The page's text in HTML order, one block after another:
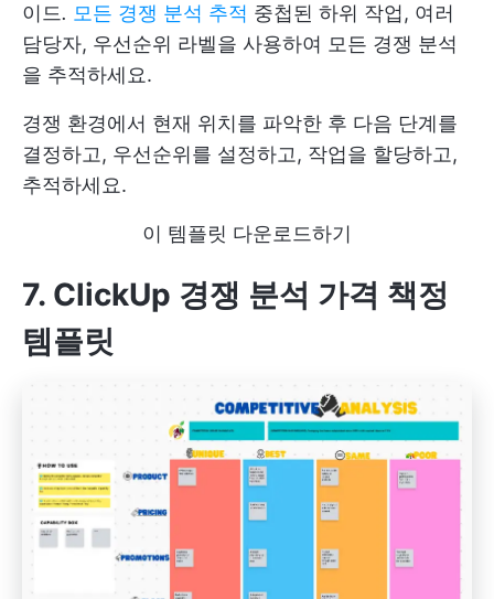
이드. 모든 경쟁 분석 추적 중첩된 하위 작업, 여러
담당자, 우선순위 라벨을 사용하여 모든 경쟁 분석
을 추적하세요.
경쟁 환경에서 현재 위치를 파악한 후 다음 단계를
결정하고, 우선순위를 설정하고, 작업을 할당하고,
추적하세요.
이 템플릿 다운로드하기
7. ClickUp 경쟁 분석 가격 책정
템플릿